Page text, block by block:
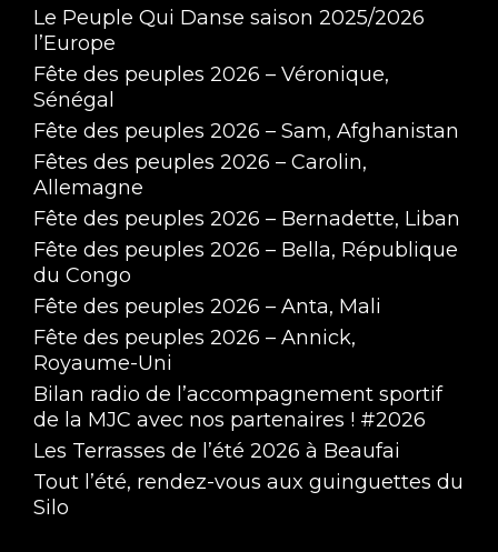
Le Peuple Qui Danse saison 2025/2026
l’Europe
Fête des peuples 2026 – Véronique,
Sénégal
Fête des peuples 2026 – Sam, Afghanistan
Fêtes des peuples 2026 – Carolin,
Allemagne
Fête des peuples 2026 – Bernadette, Liban
Fête des peuples 2026 – Bella, République
du Congo
Fête des peuples 2026 – Anta, Mali
Fête des peuples 2026 – Annick,
Royaume-Uni
Bilan radio de l’accompagnement sportif
de la MJC avec nos partenaires ! #2026
Les Terrasses de l’été 2026 à Beaufai
Tout l’été, rendez-vous aux guinguettes du
Silo